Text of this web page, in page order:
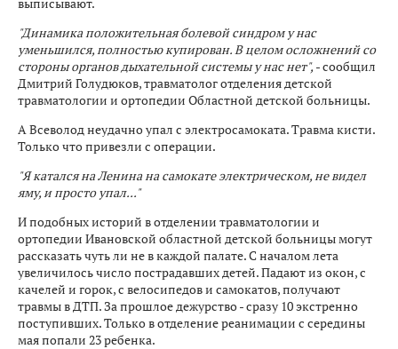
"Динамика положительная болевой синдром у нас
уменьшился, полностью купирован. В целом осложнений со
стороны органов дыхательной системы у нас нет", - сообщил
Дмитрий Голудюков, травматолог отделения детской
травматологии и ортопедии Областной детской больницы.
А Всеволод неудачно упал с электросамоката. Травма кисти.
Только что привезли с операции.
"Я катался на Ленина на самокате электрическом, не видел
яму, и просто упал..."
И подобных историй в отделении травматологии и
ортопедии Ивановской областной детской больницы могут
рассказать чуть ли не в каждой палате. С началом лета
увеличилось число пострадавших детей. Падают из окон, с
качелей и горок, с велосипедов и самокатов, получают
травмы в ДТП. За прошлое дежурство - сразу 10 экстренно
поступивших. Только в отделение реанимации с середины
мая попали 23 ребенка.